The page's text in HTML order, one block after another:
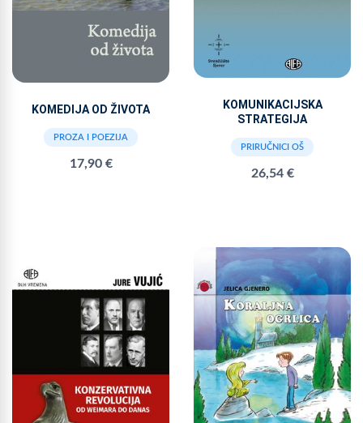
KOMEDIJA OD ŽIVOTA
PROZA I POEZIJA
17,90 €
KOMUNIKACIJSKA
STRATEGIJA
PRIRUČNICI OŠ
26,54 €